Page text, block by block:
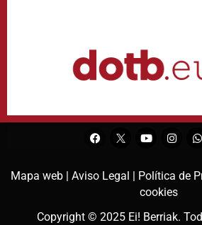
Mapa web | Aviso Legal | Política de
cookies
Copyright © 2025 Ei! Berriak.